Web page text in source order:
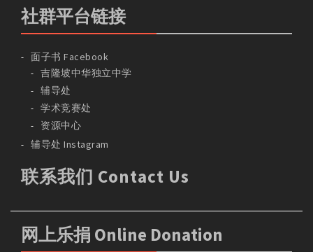
社群平台链接
面子书 Facebook
吉隆坡中华独立中学
辅导处
学术竞赛处
资源中心
辅导处 Instagram
联系我们 Contact Us
网上乐捐 Online Donation